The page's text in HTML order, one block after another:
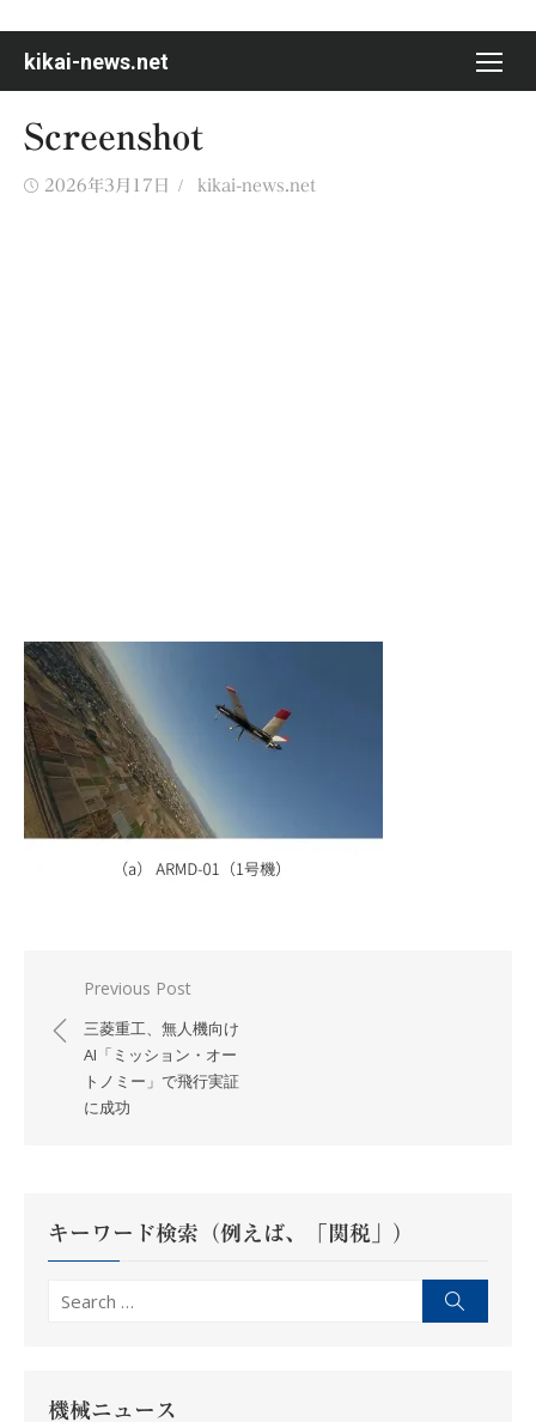
content
kikai-news.net
Screenshot
Posted
2026年3月17日 Author
kikai-news.net
稿
ョ
ン
Previous Post
三菱重工、無人機向け
AI「ミッション・オー
トノミー」で飛行実証
に成功
キーワード検索（例えば、「関税」）
Search
機械ニュース